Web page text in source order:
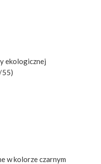
ekologicznej
55)
w kolorze czarnym